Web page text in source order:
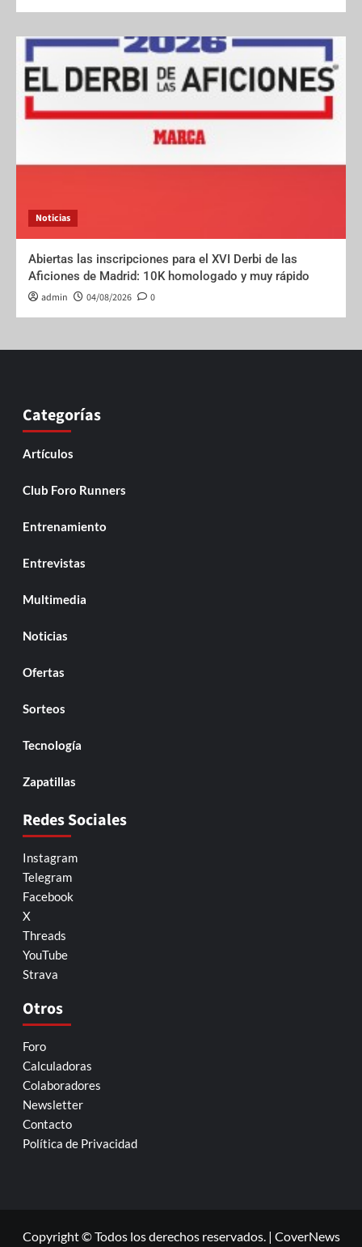
Noticias
Abiertas las inscripciones para el XVI Derbi de las
Aficiones de Madrid: 10K homologado y muy rápido
admin 04/08/2026 0
Categorías
Artículos
Club Foro Runners
Entrenamiento
Entrevistas
Multimedia
Noticias
Ofertas
Sorteos
Tecnología
Zapatillas
Redes Sociales
Instagram
Telegram
Facebook
X
Threads
YouTube
Strava
Otros
Foro
Calculadoras
Colaboradores
Newsletter
Contacto
Política de Privacidad
Copyright © Todos los derechos reservados. | CoverNews